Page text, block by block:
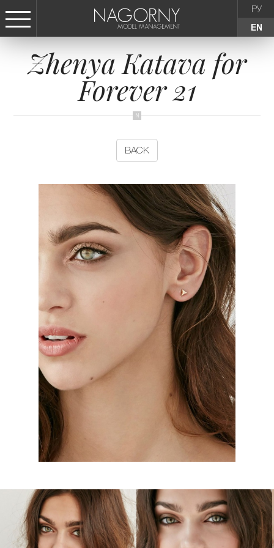
РУ
EN
СТАТЬ МОДЕЛЬЮ
FEMALE
NEWS
CONTACTS
Zhenya Katava for
Forever 21
BACK